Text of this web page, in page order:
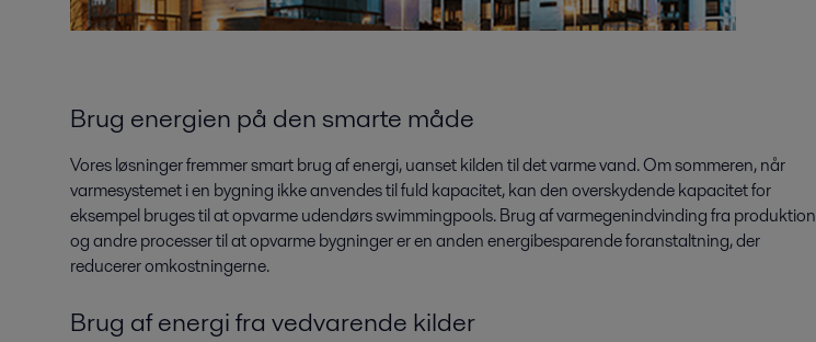
Brug energien på den smarte måde
Vores løsninger fremmer smart brug af energi, uanset kilden til det varme vand. Om sommeren, når
varmesystemet i en bygning ikke anvendes til fuld kapacitet, kan den overskydende kapacitet for
eksempel bruges til at opvarme udendørs swimmingpools. Brug af varmegenindvinding fra produktion
og andre processer til at opvarme bygninger er en anden energibesparende foranstaltning, der
reducerer omkostningerne.
Brug af energi fra vedvarende kilder